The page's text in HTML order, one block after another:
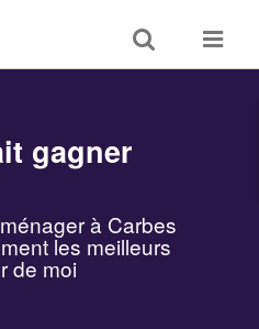
Toggle
search
Toggle
gagner
à Carbes
les meilleurs
de moi